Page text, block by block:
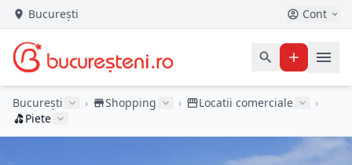
București Cont
București › Shopping › Locatii comerciale
›
Piete